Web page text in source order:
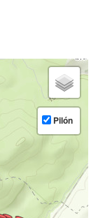
Pilón